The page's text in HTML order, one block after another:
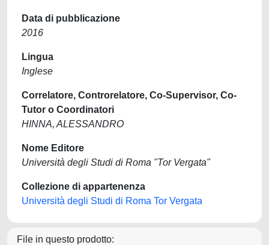
Data di pubblicazione
2016
Lingua
Inglese
Correlatore, Controrelatore, Co-Supervisor, Co-
Tutor o Coordinatori
HINNA, ALESSANDRO
Nome Editore
Università degli Studi di Roma "Tor Vergata"
Collezione di appartenenza
Università degli Studi di Roma Tor Vergata
File in questo prodotto: